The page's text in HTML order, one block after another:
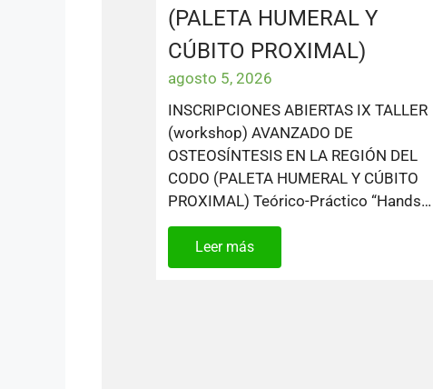
(PALETA HUMERAL Y
CÚBITO PROXIMAL)
agosto 5, 2026
INSCRIPCIONES ABIERTAS IX TALLER
(workshop) AVANZADO DE
OSTEOSÍNTESIS EN LA REGIÓN DEL
CODO (PALETA HUMERAL Y CÚBITO
PROXIMAL) Teórico-Práctico “Hands…
Leer más